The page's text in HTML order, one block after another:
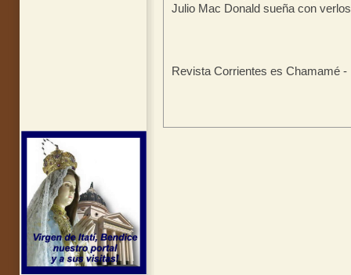
Julio Mac Donald sueña con
Revista Corrientes es Chamamé -